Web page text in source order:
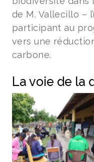
de M. Vallecillo –
participant au
vers une
carbone.
La voie de la